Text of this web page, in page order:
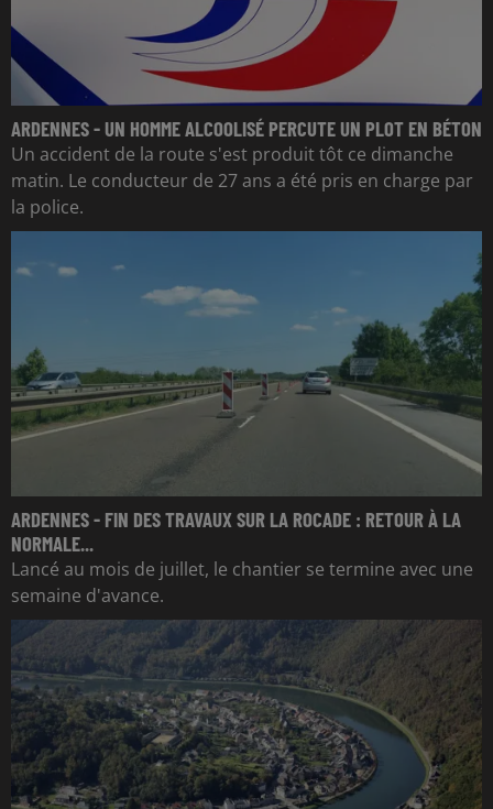
ARDENNES - UN HOMME ALCOOLISÉ PERCUTE UN PLOT EN BÉTON
Un accident de la route s'est produit tôt ce dimanche
matin. Le conducteur de 27 ans a été pris en charge par
la police.
ARDENNES - FIN DES TRAVAUX SUR LA ROCADE : RETOUR À LA
NORMALE...
Lancé au mois de juillet, le chantier se termine avec une
semaine d'avance.